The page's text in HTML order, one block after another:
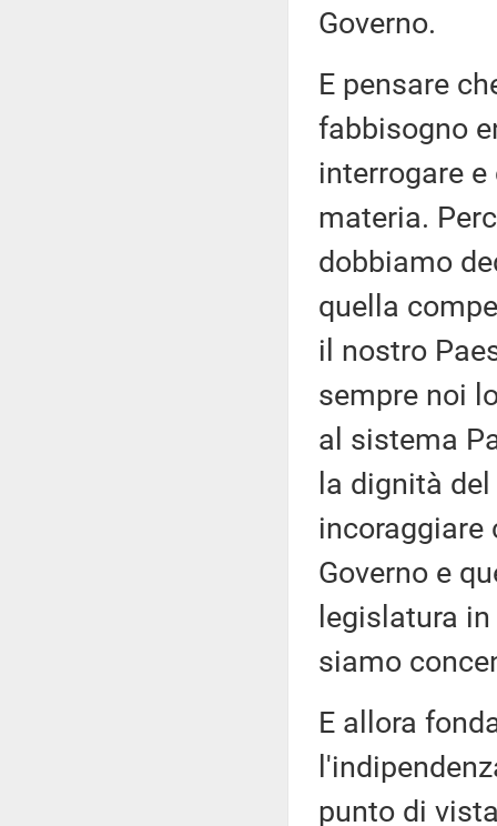
Governo.
E pensare
fabbisogno
interrogare
materia.
dobbiamo
quella
il nostro
sempre noi
al sistema
la dignità
Governo e
legislatura
siamo
E allora
punto di